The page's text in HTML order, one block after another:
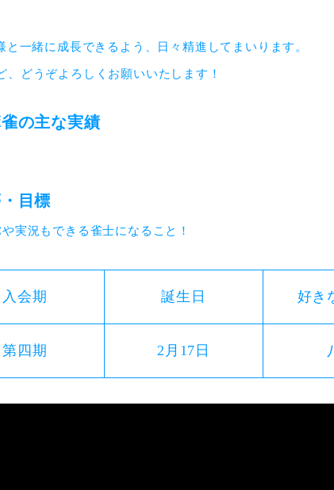
と一緒に成長できるよう、日々精進してまいります。
、どうぞよろしくお願いいたします！
の主な実績
目標
実況もできる雀士になること！
入会期 誕生日 好き
第四期 2月17日